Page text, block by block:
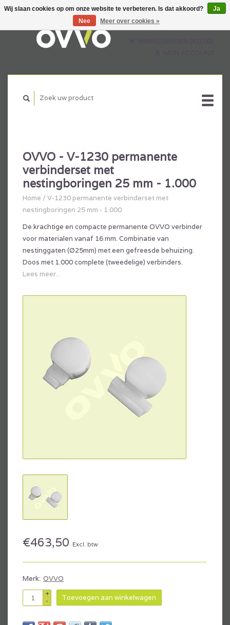
OVVO - V-1230 permanente
verbinderset met
nestingboringen 25 mm - 1.000
Home / V-1230 permanente verbinderset met
nestingboringen 25 mm - 1.000
De krachtige en compacte permanente OVVO verbinder
voor materialen vanaf 16 mm. Combinatie van
nestinggaten (Ø25mm) met een gefreesde behuizing.
Doos met 1.000 complete (tweedelige) verbinders.
Lees meer...
€463,50 Excl. btw
Merk: OVVO
+
-
Toevoegen aan winkelwagen
Wij slaan cookies op om onze website te verbeteren. Is dat akkoord?
Ja
Nee
Meer over cookies »